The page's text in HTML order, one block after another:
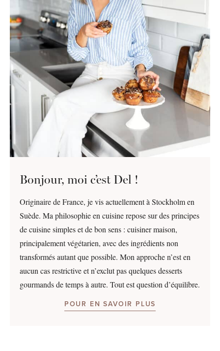
Bonjour, moi c’est Del !
Originaire de France, je vis actuellement à Stockholm en
Suède. Ma philosophie en cuisine repose sur des principes
de cuisine simples et de bon sens : cuisiner maison,
principalement végétarien, avec des ingrédients non
transformés autant que possible. Mon approche n’est en
aucun cas restrictive et n’exclut pas quelques desserts
gourmands de temps à autre. Tout est question d’équilibre.
POUR EN SAVOIR PLUS